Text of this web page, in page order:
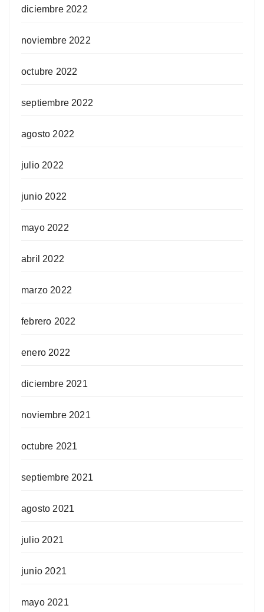
diciembre 2022
noviembre 2022
octubre 2022
septiembre 2022
agosto 2022
julio 2022
junio 2022
mayo 2022
abril 2022
marzo 2022
febrero 2022
enero 2022
diciembre 2021
noviembre 2021
octubre 2021
septiembre 2021
agosto 2021
julio 2021
junio 2021
mayo 2021